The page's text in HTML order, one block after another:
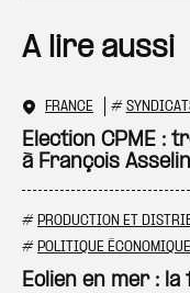
A lire aussi
FRANCE #
Election CPME :
à François Asselin
# PRODUCTION ET
# POLITIQUE ÉCONOMIQUE
Eolien en mer :